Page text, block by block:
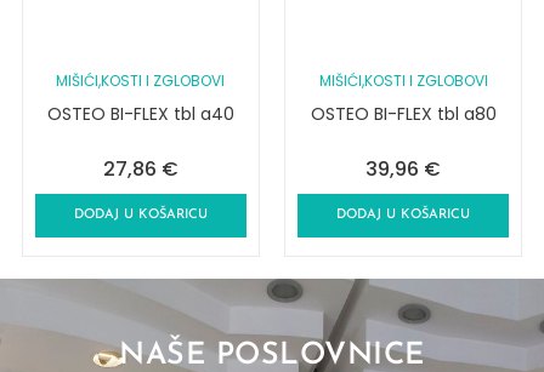
MIŠIĆI,KOSTI I ZGLOBOVI
OSTEO BI-FLEX tbl a40
27,86 €
DODAJ U KOŠARICU
MIŠIĆI,KOSTI I ZGLOBOVI
OSTEO BI-FLEX tbl a80
39,96 €
DODAJ U KOŠARICU
NAŠE POSLOVNICE